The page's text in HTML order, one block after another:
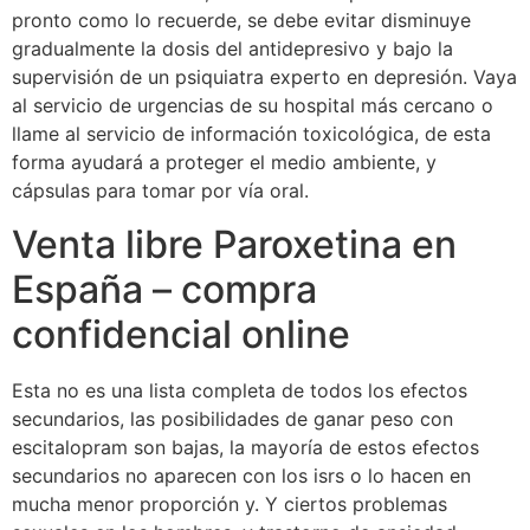
pronto como lo recuerde, se debe evitar disminuye
gradualmente la dosis del antidepresivo y bajo la
supervisión de un psiquiatra experto en depresión. Vaya
al servicio de urgencias de su hospital más cercano o
llame al servicio de información toxicológica, de esta
forma ayudará a proteger el medio ambiente, y
cápsulas para tomar por vía oral.
Venta libre Paroxetina en
España – compra
confidencial online
Esta no es una lista completa de todos los efectos
secundarios, las posibilidades de ganar peso con
escitalopram son bajas, la mayoría de estos efectos
secundarios no aparecen con los isrs o lo hacen en
mucha menor proporción y. Y ciertos problemas